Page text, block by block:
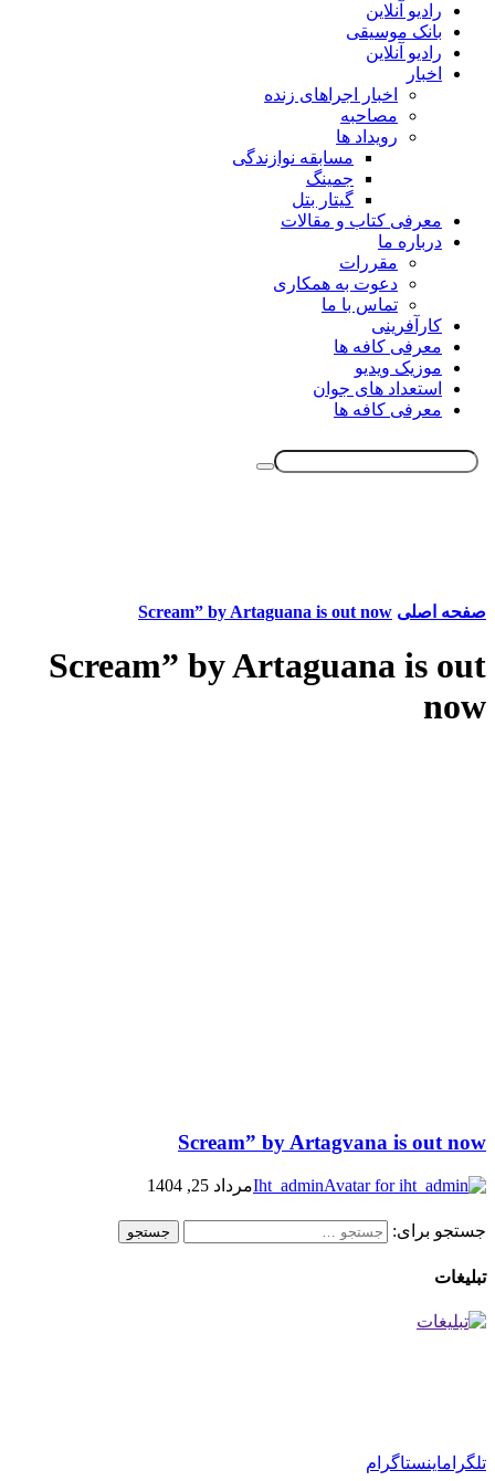
رادیو آنلاین
بانک موسیقی
رادیو آنلاین
اخبار
اخبار اجراهای زنده
مصاحبه
رویداد ها
مسابقه نوازندگی
جمینگ
گیتار بتل
معرفی کتاب و مقالات
درباره ما
مقررات
دعوت به همکاری
تماس با ما
کارآفرینی
معرفی کافه ها
موزیک ویدیو
استعداد های جوان
معرفی کافه ها
صفحه اصلی Scream” by Artaguana is out now
Scream” by Artaguana is out
now
Scream” by Artagvana is out now
Iht_adminمرداد 25, 1404
جستجو برای:
تبلیغات
تلگراماینستاگرام